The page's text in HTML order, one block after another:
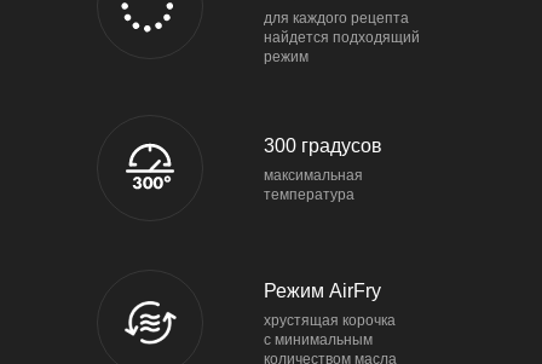
для каждого рецепта
найдется подходящий
режим
300 градусов
максимальная
температура
Режим AirFry
хрустящая корочка
с минимальным
количеством масла